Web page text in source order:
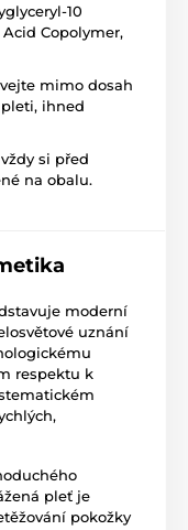
10
Copolymer,
mimo dosah
ihned
si před
na obalu.
moderní
uznání
respektu k
pleť je
pokožky